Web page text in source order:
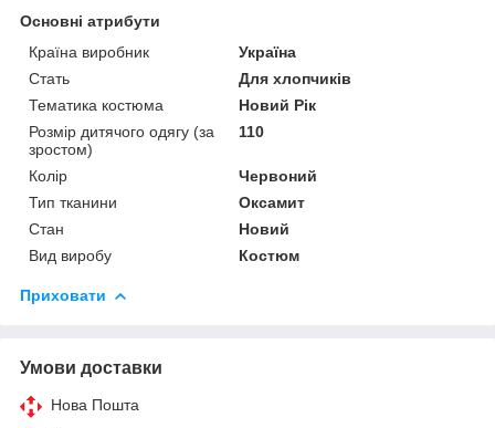
Основні атрибути
Країна виробник
Україна
Стать
Для хлопчиків
Тематика костюма
Новий Рік
Розмір дитячого одягу (за
зростом)
110
Колір
Червоний
Тип тканини
Оксамит
Стан
Новий
Вид виробу
Костюм
Приховати
Умови доставки
Нова Пошта